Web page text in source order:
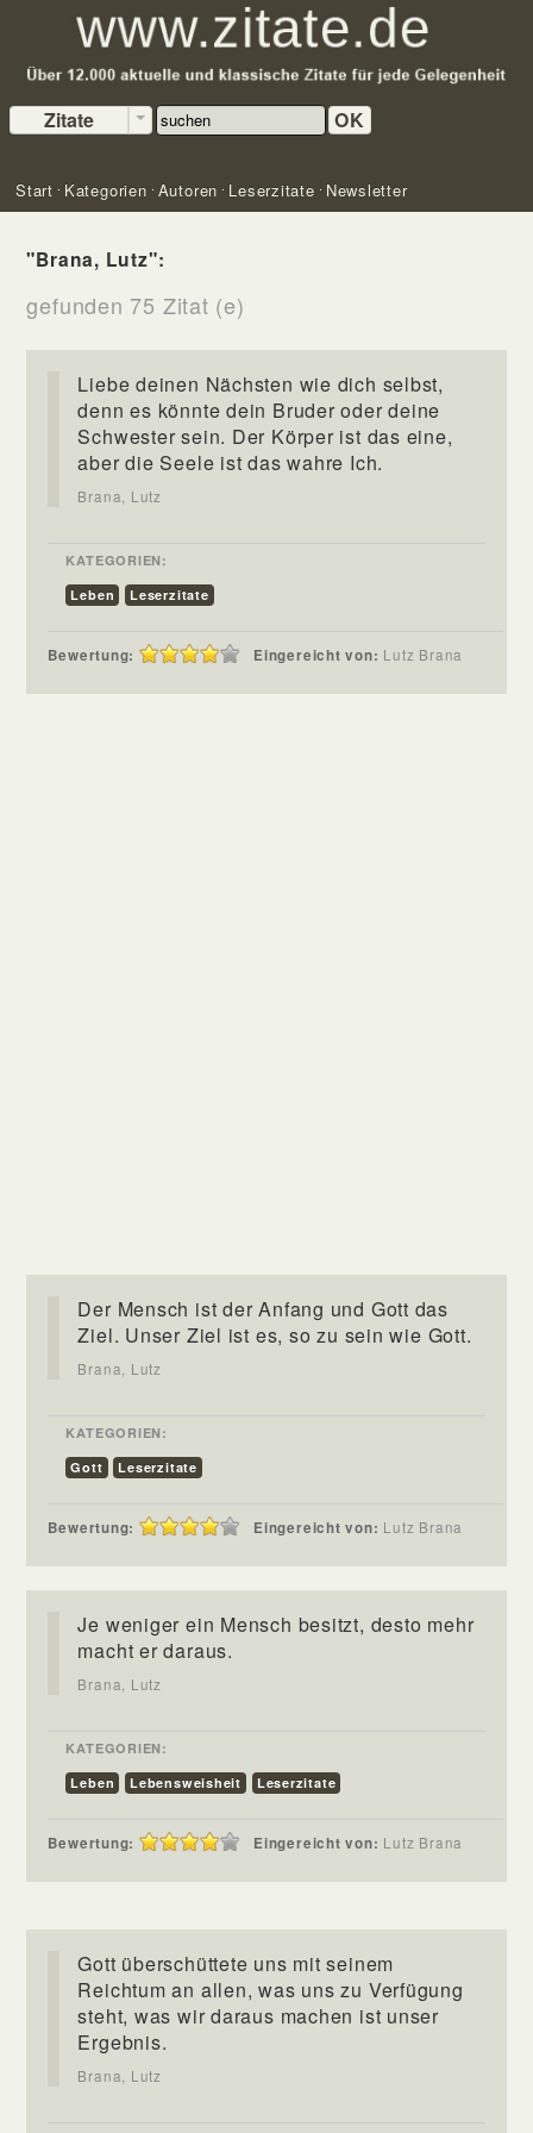
Zitate OK
Start Kategorien Autoren Leserzitate Newsletter
"Brana, Lutz":
gefunden 75 Zitat (e)
Liebe deinen Nächsten wie dich selbst,
denn es könnte dein Bruder oder deine
Schwester sein. Der Körper ist das eine,
aber die Seele ist das wahre Ich.
Brana, Lutz
KATEGORIEN:
Leben
Leserzitate
Bewertung: Eingereicht von: Lutz Brana
Der Mensch ist der Anfang und Gott das
Ziel. Unser Ziel ist es, so zu sein wie Gott.
Brana, Lutz
KATEGORIEN:
Gott
Leserzitate
Bewertung: Eingereicht von: Lutz Brana
Je weniger ein Mensch besitzt, desto mehr
macht er daraus.
Brana, Lutz
KATEGORIEN:
Leben
Lebensweisheit Leserzitate
Bewertung: Eingereicht von: Lutz Brana
Gott überschüttete uns mit seinem
Reichtum an allen, was uns zu Verfügung
steht, was wir daraus machen ist unser
Ergebnis.
Brana, Lutz